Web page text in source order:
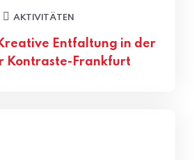
AKTIVITÄTEN
Entfaltung in der
Kontraste-Frankfurt